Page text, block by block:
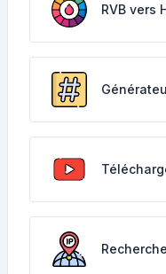
RVB vers